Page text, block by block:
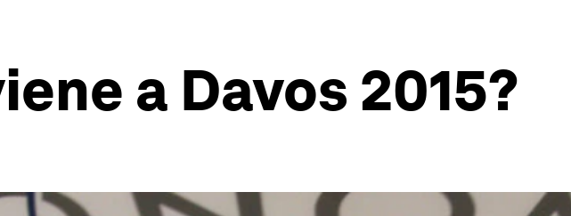
a Davos 2015?